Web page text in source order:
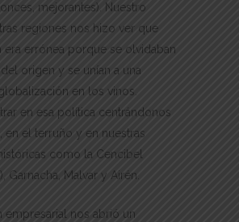
mejorantes). Nuestro
regiones nos hizo ver que
era errónea porque se olvidaban
origen y se unían a una
en los vinos.
en esa política centrándonos
en el terruño y en nuestras
como la Cencibel
Garnacha, Malvar y Airén.
empresarial nos abrió un